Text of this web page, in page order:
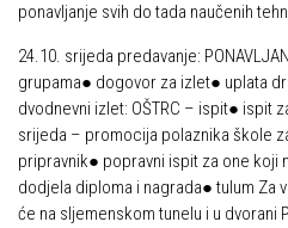
ponavljanje svih do tada naučenih
24.10. srijeda predavanje:
grupama● dogovor za izlet● uplata
dvodnevni izlet: OŠTRC – ispit● ispit
srijeda – promocija polaznika škole
pripravnik● popravni ispit za one koji
dodjela diploma i nagrada● tulum Za
će na sljemenskom tunelu i u dvorani